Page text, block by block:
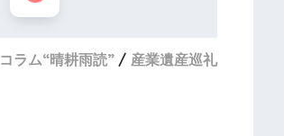
コラム“晴耕雨読” 産業遺産巡礼